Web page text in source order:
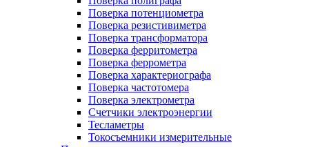
Поверка потенциометра
Поверка резистивиметра
Поверка трансформатора
Поверка ферритометра
Поверка феррометра
Поверка характериографа
Поверка частотомера
Поверка электрометра
Счетчики электроэнергии
Тесламетры
Токосъемники измерительные